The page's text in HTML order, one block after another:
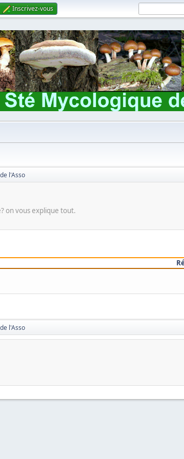
Inscrivez-vous
l'Asso
on vous explique tout.
l'Asso